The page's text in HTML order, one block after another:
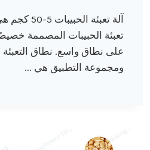
آلة تعبئة
تعبئة الحبيبات المصممة
على نطاق واسع. نطاق التعبئة
ومجموعة التطبيق هي ...